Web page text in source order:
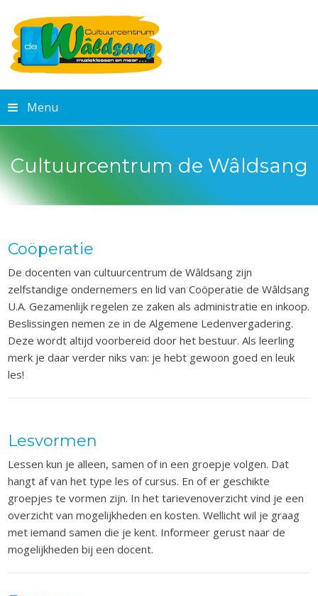
Menu
Cultuurcentrum de Wâldsang
Coöperatie
De docenten van cultuurcentrum de Wâldsang zijn
zelfstandige ondernemers en lid van Coöperatie de Wâldsang
U.A. Gezamenlijk regelen ze zaken als administratie en inkoop.
Beslissingen nemen ze in de Algemene Ledenvergadering.
Deze wordt altijd voorbereid door het bestuur. Als leerling
merk je daar verder niks van: je hebt gewoon goed en leuk
les!
Lesvormen
Lessen kun je alleen, samen of in een groepje volgen. Dat
hangt af van het type les of cursus. En of er geschikte
groepjes te vormen zijn. In het tarievenoverzicht vind je een
overzicht van mogelijkheden en kosten.Wellicht wil je graag
met iemand samen die je kent. Informeer gerust naar de
mogelijkheden bij een docent.